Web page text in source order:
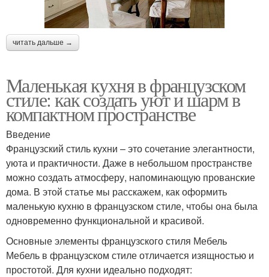
читать дальше →
Маленькая кухня в французском
стиле: как создать уют и шарм в
компактном пространстве
Введение
Французский стиль кухни – это сочетание элегантности,
уюта и практичности. Даже в небольшом пространстве
можно создать атмосферу, напоминающую прованские
дома. В этой статье мы расскажем, как оформить
маленькую кухню в французском стиле, чтобы она была
одновременно функциональной и красивой.
Основные элементы французского стиля Мебель
Мебель в французском стиле отличается изящностью и
простотой. Для кухни идеально подходят: